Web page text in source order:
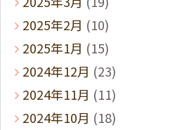
2025年2月 (10)
2025年1月 (15)
2024年12月 (23)
2024年11月 (11)
2024年10月 (18)